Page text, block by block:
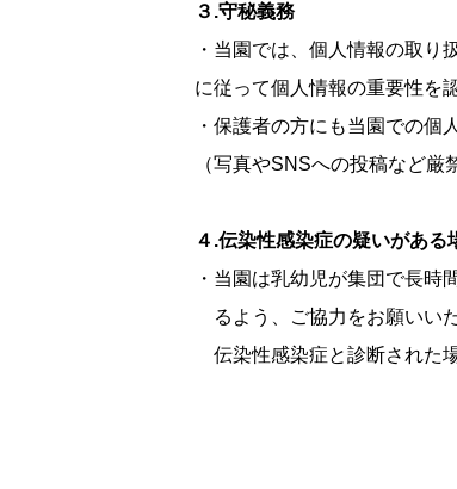
３.守秘義務
・当園では、個人情報の取
に従って個人情報の重要性を
・保護者の方にも当園での個
（写真やSNSへの投稿など厳
４.伝染性感染症の疑いがある
・当園は乳幼児が集団で長時
るよう、ご協力をお願いいた
伝染性感染症と診断された場